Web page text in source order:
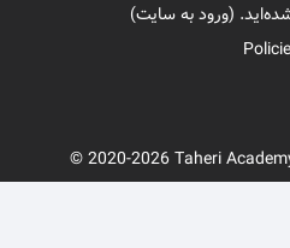
(ورود به سایت)
© 2020-2026 Taheri